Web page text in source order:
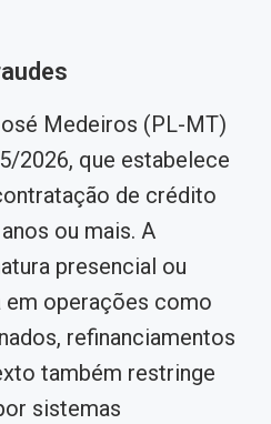
Medeiros (PL-MT)
2026, que estabelece
de crédito
ou mais. A
presencial ou
operações como
refinanciamentos
também restringe
sistemas